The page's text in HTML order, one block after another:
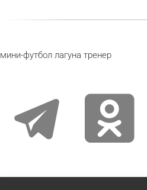
мини-футбол лагуна тренер
telegram odnoklassniki